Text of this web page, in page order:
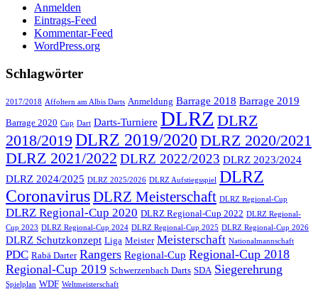
Anmelden
Eintrags-Feed
Kommentar-Feed
WordPress.org
Schlagwörter
2017/2018 Affoltern am Albis Darts Anmeldung Barrage 2018 Barrage 2019
Barrage 2020 Cup Dart Darts-Turniere DLRZ DLRZ
2018/2019 DLRZ 2019/2020 DLRZ 2020/2021
DLRZ 2021/2022 DLRZ 2022/2023 DLRZ 2023/2024
DLRZ 2024/2025 DLRZ 2025/2026 DLRZ Aufstiegsspiel DLRZ
CoronavirusDLRZ Meisterschaft DLRZ Regional-Cup
DLRZ Regional-Cup 2020 DLRZ Regional-Cup 2022 DLRZ Regional-
Cup 2023 DLRZ Regional-Cup 2024 DLRZ Regional-Cup 2025 DLRZ Regional-Cup 2026
DLRZ Schutzkonzept Liga Meister Meisterschaft Nationalmannschaft
PDC Rabä Darter Rangers Regional-Cup Regional-Cup 2018
Regional-Cup 2019 Schwerzenbach Darts SDA Siegerehrung
Spielplan WDF Weltmeisterschaft